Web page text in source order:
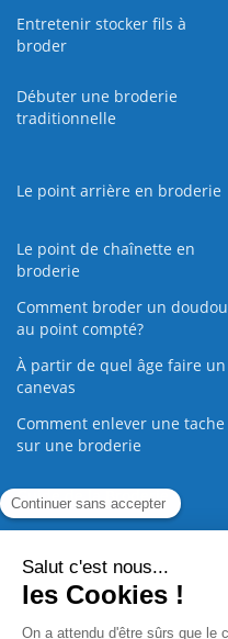
Entretenir stocker fils à
broder
Débuter une broderie
traditionnelle
Le point arrière en broderie
Le point de chaînette en
broderie
Comment broder un doudou
au point compté?
À partir de quel âge faire un
canevas
Comment enlever une tache
sur une broderie
Guide de la Broderie